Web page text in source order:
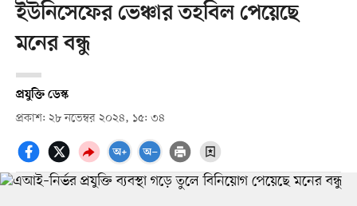
ইউনিসেফের ভেঞ্চার তহবিল পেয়েছে
মনের বন্ধু
প্রযুক্তি ডেস্ক
প্রকাশ: ২৮ নভেম্বর ২০২৪, ১৫: ৩৪